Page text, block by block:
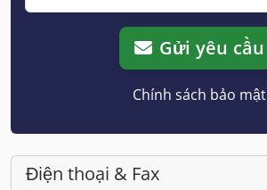
Gửi yêu cầu
Chính sách bảo mật
Điện thoại & Fax